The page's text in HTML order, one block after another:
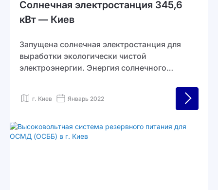
Солнечная электростанция 345,6
кВт — Киев
Запущена солнечная электростанция для
выработки экологически чистой
электроэнергии. Энергия солнечного
фотоэлектрическими модулями и передаётся
во внешние электросети. Система
производства без воздействия на
окружающую среду.
г. Киев Январь 2022